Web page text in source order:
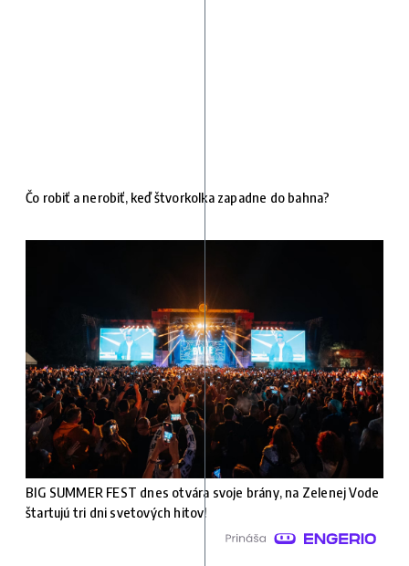
Čo robiť a nerobiť, keď štvorkolka zapadne do bahna?
BIG SUMMER FEST dnes otvára svoje brány, na Zelenej Vode
štartujú tri dni svetových hitov!